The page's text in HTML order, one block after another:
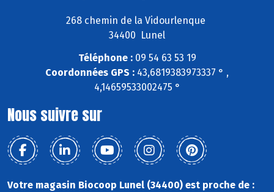
268 chemin de la Vidourlenque
34400 Lunel
Téléphone :09 54 63 53 19
Coordonnées GPS : 43,6819383973337 ° ,
4,14659533002475 °
Nous suivre sur
Votre magasin Biocoop Lunel (34400) est proche de :